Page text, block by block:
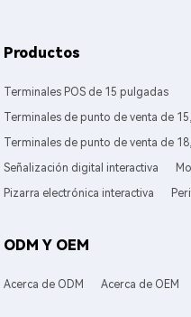
Productos
Terminales POS de 15 pulgadas
Terminales de punto de venta de
Terminales de punto de venta de
Señalización digital interactiva
Pizarra electrónica interactiva
ODM Y OEM
Acerca de ODM Acerca de OEM